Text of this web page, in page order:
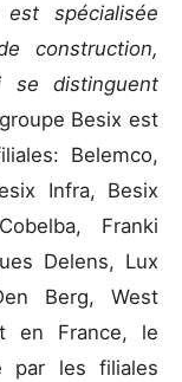
est spécialisée
construction,
se distinguent
Besix est
Belemco,
Infra, Besix
Franki
Delens, Lux
Berg, West
en France, le
par les filiales